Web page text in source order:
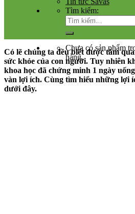
Tìm kiếm:
Chưa có sản phẩm
hàng.
Có lẽ chúng ta đều biết được tầm
sức khỏe của con người. Tuy nhiên
khoa học đã chứng minh 1 ngày
vàn lợi ích. Cùng tìm hiểu những lợi
dưới đây.